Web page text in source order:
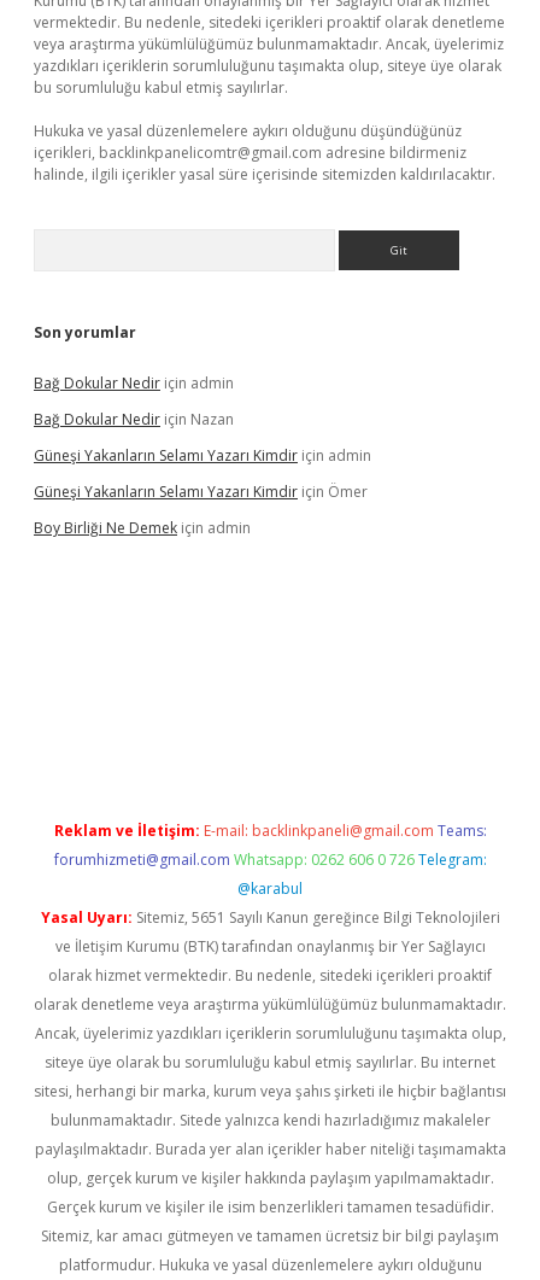
vermektedir. Bu nedenle, sitedeki içerikleri proaktif olarak denetleme
veya araştırma yükümlülüğümüz bulunmamaktadır. Ancak, üyelerimiz
yazdıkları içeriklerin sorumluluğunu taşımakta olup, siteye üye olarak
bu sorumluluğu kabul etmiş sayılırlar.
Hukuka ve yasal düzenlemelere aykırı olduğunu düşündüğünüz
içerikleri, backlinkpanelicomtr@gmail.com adresine bildirmeniz
halinde, ilgili içerikler yasal süre içerisinde sitemizden kaldırılacaktır.
Son yorumlar
Bağ Dokular Nedir için admin
Bağ Dokular Nedir için Nazan
Güneşi Yakanların Selamı Yazarı Kimdir için admin
Güneşi Yakanların Selamı Yazarı Kimdir için Ömer
Boy Birliği Ne Demek için admin
Reklam ve İletişim: E-mail: backlinkpaneli@gmail.com Teams:
forumhizmeti@gmail.com Whatsapp: 0262 606 0 726 Telegram:
@karabul
Yasal Uyarı: Sitemiz, 5651 Sayılı Kanun gereğince Bilgi Teknolojileri
ve İletişim Kurumu (BTK) tarafından onaylanmış bir Yer Sağlayıcı
olarak hizmet vermektedir. Bu nedenle, sitedeki içerikleri proaktif
olarak denetleme veya araştırma yükümlülüğümüz bulunmamaktadır.
Ancak, üyelerimiz yazdıkları içeriklerin sorumluluğunu taşımakta olup,
siteye üye olarak bu sorumluluğu kabul etmiş sayılırlar. Bu internet
sitesi, herhangi bir marka, kurum veya şahıs şirketi ile hiçbir bağlantısı
bulunmamaktadır. Sitede yalnızca kendi hazırladığımız makaleler
paylaşılmaktadır. Burada yer alan içerikler haber niteliği taşımamakta
olup, gerçek kurum ve kişiler hakkında paylaşım yapılmamaktadır.
Gerçek kurum ve kişiler ile isim benzerlikleri tamamen tesadüfidir.
Sitemiz, kar amacı gütmeyen ve tamamen ücretsiz bir bilgi paylaşım
platformudur. Hukuka ve yasal düzenlemelere aykırı olduğunu